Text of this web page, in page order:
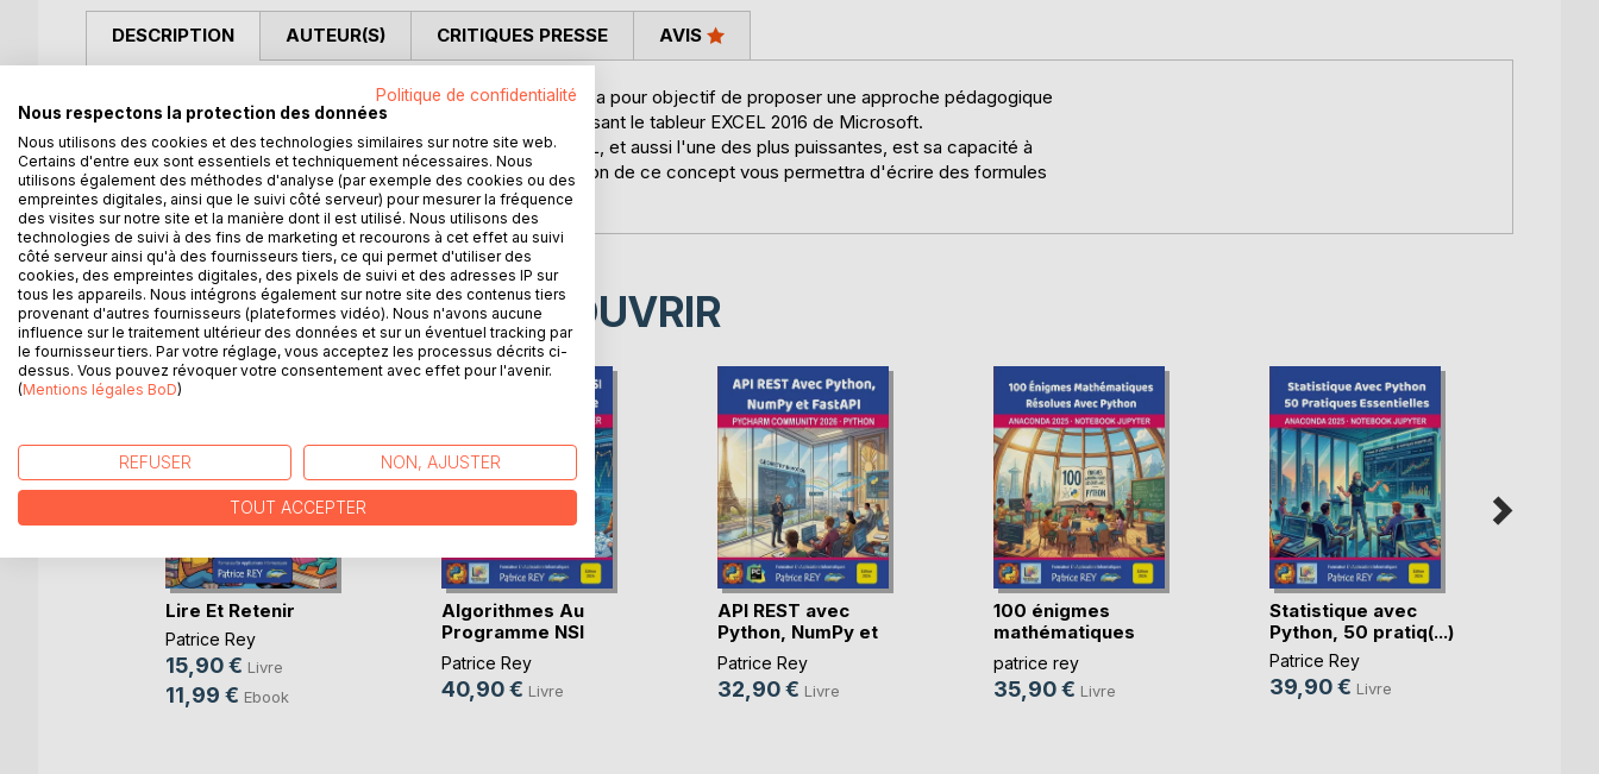
DESCRIPTION
Dans le domaine de l'enseignement informatique, ce livre a pour objectif de proposer une approche pédagogique
pour l'étude des matrices et des calculs matriciels en utilisant le tableur EXCEL 2016 de Microsoft.
L'une des caractéristiques les plus intéressantes d'EXCEL, et aussi l'une des plus puissantes, est sa capacité à
intégrer des matrices dans les formules. La compréhension de ce concept vous permettra d'écrire des formules
qui semblent magiques.
AUTEUR(S) CRITIQUES PRESSE AVIS
D’AUTRES TITRES À DÉCOUVRIR
Lire Et Retenir
Patrice Rey
15,90 € Livre
11,99 € Ebook
Algorithmes Au
Programme NSI
Class(...)
Patrice Rey
40,90 € Livre
API REST avec
Python, NumPy et
FastAPI
Patrice Rey
32,90 € Livre
100 énigmes
mathématiques
résolues(...)
patrice rey
35,90 € Livre
Statistique avec
Python, 50 pratiq(...)
Patrice Rey
39,90 € Livre
Politique de confidentialité
Nous respectons la protection des données
Nous utilisons des cookies et des technologies similaires sur notre site web.
Certains d'entre eux sont essentiels et techniquement nécessaires. Nous
utilisons également des méthodes d'analyse (par exemple des cookies ou des
empreintes digitales, ainsi que le suivi côté serveur) pour mesurer la fréquence
des visites sur notre site et la manière dont il est utilisé. Nous utilisons des
technologies de suivi à des fins de marketing et recourons à cet effet au suivi
côté serveur ainsi qu'à des fournisseurs tiers, ce qui permet d'utiliser des
cookies, des empreintes digitales, des pixels de suivi et des adresses IP sur
tous les appareils. Nous intégrons également sur notre site des contenus tiers
provenant d'autres fournisseurs (plateformes vidéo). Nous n'avons aucune
influence sur le traitement ultérieur des données et sur un éventuel tracking par
le fournisseur tiers. Par votre réglage, vous acceptez les processus décrits ci-
dessus. Vous pouvez révoquer votre consentement avec effet pour l'avenir.
(Mentions légales BoD)
REFUSER NON, AJUSTER
TOUT ACCEPTER